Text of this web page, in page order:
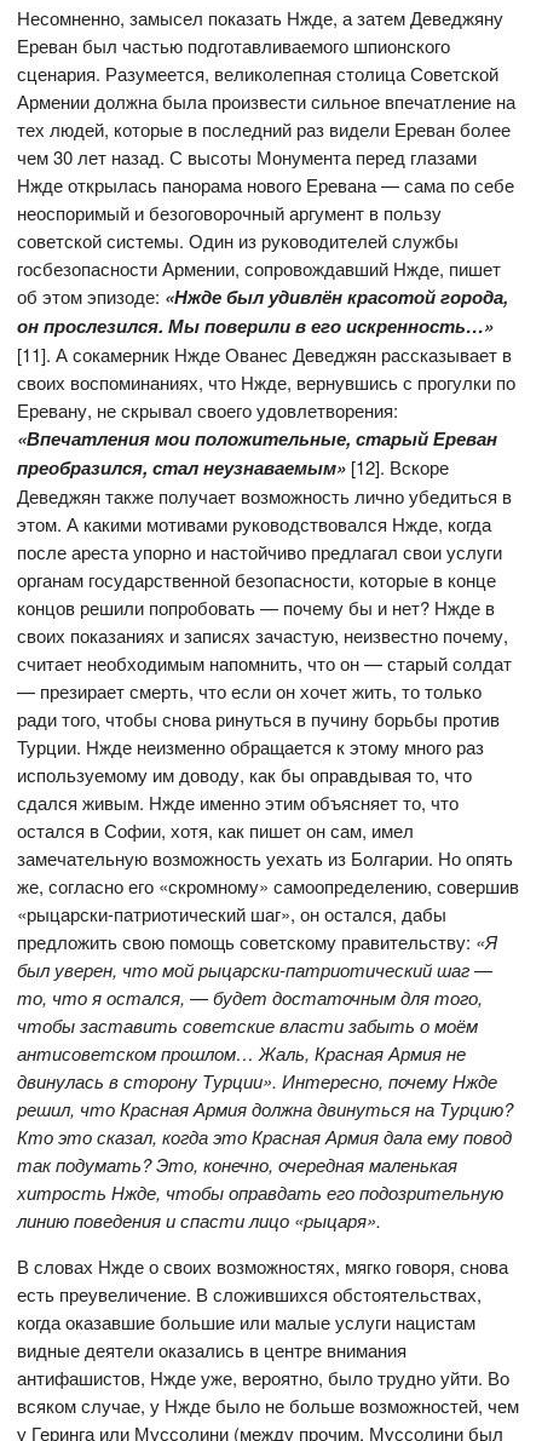
Несомненно, замысел показать Нжде, а затем Деведжяну
Ереван был частью подготавливаемого шпионского
сценария. Разумеется, великолепная столица Советской
Армении должна была произвести сильное впечатление на
тех людей, которые в последний раз видели Ереван более
чем 30 лет назад. С высоты Монумента перед глазами
Нжде открылась панорама нового Еревана — сама по себе
неоспоримый и безоговорочный аргумент в пользу
советской системы. Один из руководителей службы
госбезопасности Армении, сопровождавший Нжде, пишет
об этом эпизоде: «Нжде был удивлён красотой города,
он прослезился. Мы поверили в его искренность…»
[11]. А сокамерник Нжде Ованес Деведжян рассказывает в
своих воспоминаниях, что Нжде, вернувшись с прогулки по
Еревану, не скрывал своего удовлетворения:
«Впечатления мои положительные, старый Ереван
преобразился, стал неузнаваемым» [12]. Вскоре
Деведжян также получает возможность лично убедиться в
этом. А какими мотивами руководствовался Нжде, когда
после ареста упорно и настойчиво предлагал свои услуги
органам государственной безопасности, которые в конце
концов решили попробовать — почему бы и нет? Нжде в
своих показаниях и записях зачастую, неизвестно почему,
считает необходимым напомнить, что он — старый солдат
— презирает смерть, что если он хочет жить, то только
ради того, чтобы снова ринуться в пучину борьбы против
Турции. Нжде неизменно обращается к этому много раз
используемому им доводу, как бы оправдывая то, что
сдался живым. Нжде именно этим объясняет то, что
остался в Софии, хотя, как пишет он сам, имел
замечательную возможность уехать из Болгарии. Но опять
же, согласно его «скромному» самоопределению, совершив
«рыцарски-патриотический шаг», он остался, дабы
предложить свою помощь советскому правительству: «Я
был уверен, что мой рыцарски-патриотический шаг —
то, что я остался, — будет достаточным для того,
чтобы заставить советские власти забыть о моём
антисоветском прошлом… Жаль, Красная Армия не
двинулась в сторону Турции». Интересно, почему Нжде
решил, что Красная Армия должна двинуться на Турцию?
Кто это сказал, когда это Красная Армия дала ему повод
так подумать? Это, конечно, очередная маленькая
хитрость Нжде, чтобы оправдать его подозрительную
линию поведения и спасти лицо «рыцаря».
В словах Нжде о своих возможностях, мягко говоря, снова
есть преувеличение. В сложившихся обстоятельствах,
когда оказавшие большие или малые услуги нацистам
видные деятели оказались в центре внимания
антифашистов, Нжде уже, вероятно, было трудно уйти. Во
всяком случае, у Нжде было не больше возможностей, чем
у Геринга или Муссолини (между прочим, Муссолини был